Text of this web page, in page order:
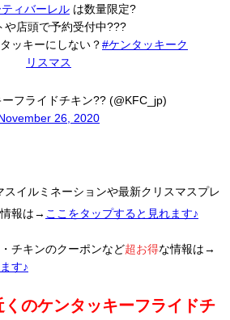
ィバーレル は数量限定?
や店頭で予約受付中???
ッキーにしない？#ケンタッキーク
リスマス
フライドチキン?? (@KFC_jp)
26, 2020
スイルミネーションや最新クリスマスプレ
報は→ ここをタップすると見れます♪
チキンのクーポンなど超お得な情報は→
す♪
のケンタッキーフライドチ